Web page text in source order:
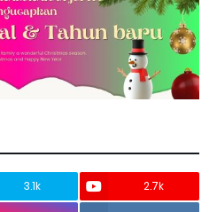
3.1k
2.7k